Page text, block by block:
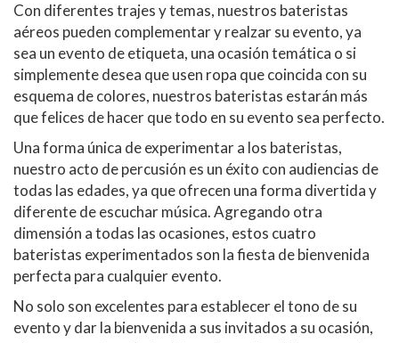
Con diferentes trajes y temas, nuestros bateristas
aéreos pueden complementar y realzar su evento, ya
sea un evento de etiqueta, una ocasión temática o si
simplemente desea que usen ropa que coincida con su
esquema de colores, nuestros bateristas estarán más
que felices de hacer que todo en su evento sea perfecto.
Una forma única de experimentar a los bateristas,
nuestro acto de percusión es un éxito con audiencias de
todas las edades, ya que ofrecen una forma divertida y
diferente de escuchar música. Agregando otra
dimensión a todas las ocasiones, estos cuatro
bateristas experimentados son la fiesta de bienvenida
perfecta para cualquier evento.
No solo son excelentes para establecer el tono de su
evento y dar la bienvenida a sus invitados a su ocasión,